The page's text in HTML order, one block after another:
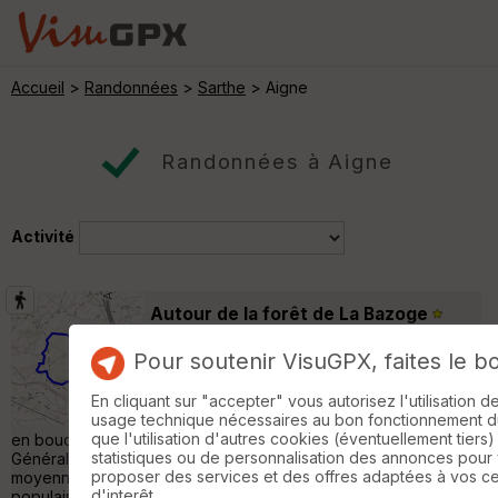
Accueil > Randonnées > Sarthe > Aigne
Randonnées à Aigne
Activité
Autour de la forêt de La Bazoge
17 km
Source et trace GPX de la randonnée :
AllTrails Description : Parcourez cet itinéraire
en boucle de 15,1 kms près de La Bazoge dans la Sarthe.
Généralement considéré comme un parcours modéré, il faut en
moyenne 4 h 30 min pour le parcourir. C’est un itinéraire
Pour soutenir VisuGPX, faites le
En cliquant sur "accepter" vous autorisez l'utilisation
usage technique nécessaires au bon fonctionnement
que l'utilisation d'autres cookies (éventuellement
statistiques ou de personnalisation des annonces pour
proposer des services et des offres adaptées à vos